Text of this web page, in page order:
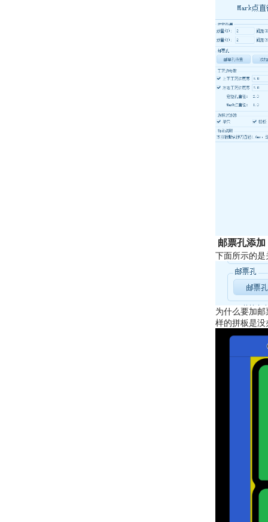
邮票孔添加
下面所示的
为什么要加
样的拼板是